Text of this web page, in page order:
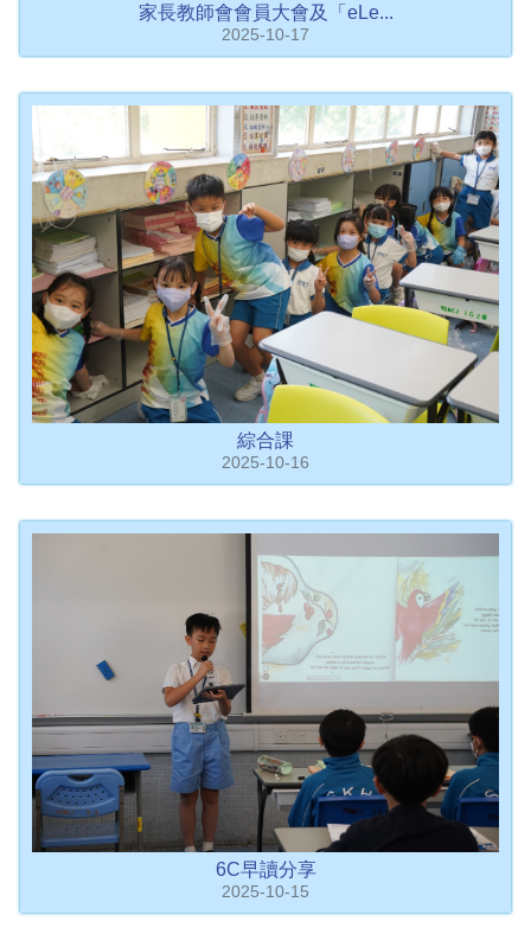
家長教師會會員大會及「eLe...
2025-10-17
綜合課
2025-10-16
6C早讀分享
2025-10-15